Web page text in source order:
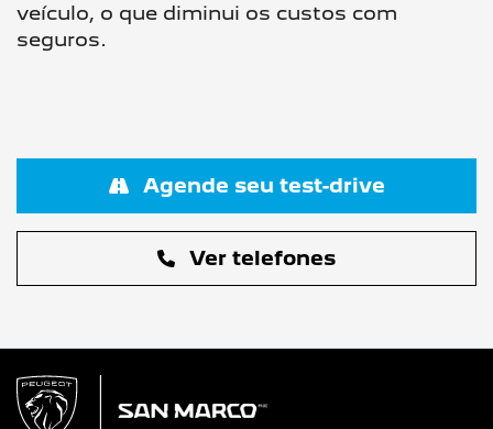
veículo, o que diminui os custos com
seguros.
Ver telefones
Agende seu test-drive